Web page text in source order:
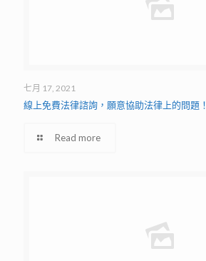
七月 17, 2021
線上免費法律諮詢，願意協助法律上的問題！
Read more